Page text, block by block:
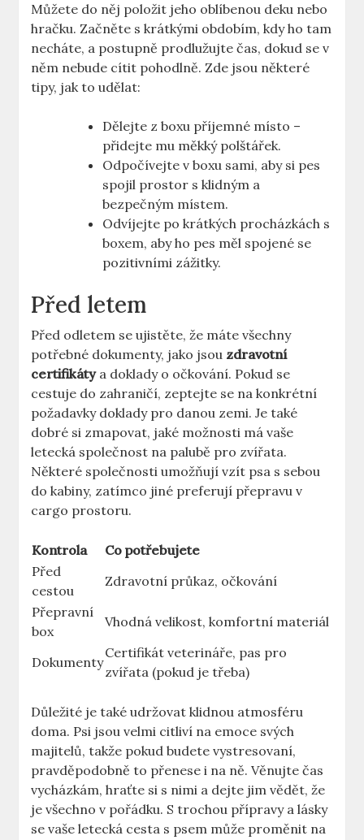
Můžete do něj položit jeho oblíbenou deku nebo
hračku. Začněte s krátkými obdobím, kdy ho tam
necháte, a postupně prodlužujte čas, dokud se v
něm nebude cítit pohodlně. Zde jsou některé
tipy, jak to udělat:
Dělejte z boxu příjemné místo –
přidejte mu měkký polštářek.
Odpočívejte v boxu sami, aby si pes
spojil prostor s klidným a
bezpečným místem.
Odvíjejte po krátkých procházkách s
boxem, aby ho pes měl spojené se
pozitivními zážitky.
Před letem
Před odletem se ujistěte, že máte všechny
potřebné dokumenty, jako jsou zdravotní
certifikátya doklady o očkování. Pokud se
cestuje do zahraničí, zeptejte se na konkrétní
požadavky doklady pro danou zemi. Je také
dobré si zmapovat, jaké možnosti má vaše
letecká společnost na palubě pro zvířata.
Některé společnosti umožňují vzít psa s sebou
do kabiny, zatímco jiné preferují přepravu v
cargo prostoru.
Kontrola
Co potřebujete
Před
cestou
Zdravotní průkaz, očkování
Přepravní
box
Vhodná velikost, komfortní materiál
Dokumenty
Certifikát veterináře, pas pro
zvířata (pokud je třeba)
Důležité je také udržovat klidnou atmosféru
doma. Psi jsou velmi citliví na emoce svých
majitelů, takže pokud budete vystresovaní,
pravděpodobně to přenese i na ně. Věnujte čas
vycházkám, hraťte si s nimi a dejte jim vědět, že
je všechno v pořádku. S trochou přípravy a lásky
se vaše letecká cesta s psem může proměnit na